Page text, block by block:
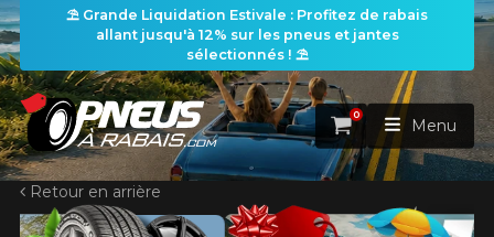
⛱️ Grande Liquidation Estivale : Profitez de rabais
allant jusqu'à 12% sur les pneus et jantes
sélectionnés ! ⛱️
ACCUEIL
Panier
0
Menu
Retour en arrière